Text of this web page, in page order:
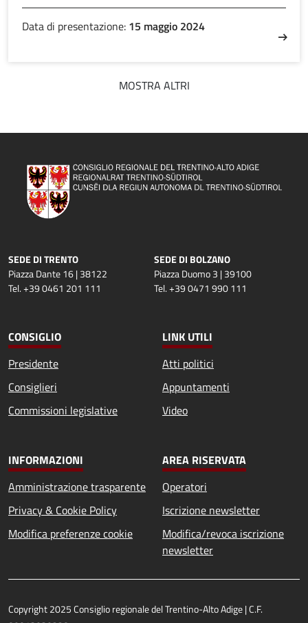
Data di presentazione: 15 maggio 2024
MOSTRA ALTRI
SEDE DI TRENTO
Piazza Dante 16 | 38122
Tel. +39 0461 201 111
SEDE DI BOLZANO
Piazza Duomo 3 | 39100
Tel. +39 0471 990 111
CONSIGLIO
Presidente
Consiglieri
Commissioni legislative
LINK UTILI
Atti politici
Appuntamenti
Video
INFORMAZIONI
Amministrazione trasparente
Privacy & Cookie Policy
Modifica preferenze cookie
AREA RISERVATA
Operatori
Iscrizione newsletter
Modifica/revoca iscrizione
newsletter
Copyright 2025 Consiglio regionale del Trentino-Alto Adige | C.F.